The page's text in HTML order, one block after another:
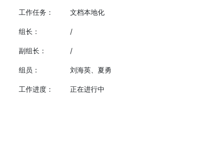
工作任务： 文档本地化
组长： /
副组长： /
组员： 刘海英、夏勇
工作进度： 正在进行中